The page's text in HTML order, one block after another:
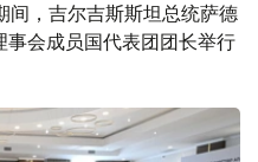
间，吉尔吉斯斯坦总统萨德
事会成员国代表团团长举行